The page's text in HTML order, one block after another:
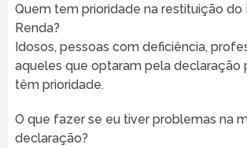
Quem tem prioridade na restituição do
Renda?
Idosos, pessoas com deficiência,
aqueles que optaram pela declaração
têm prioridade.
O que fazer se eu tiver problemas na
declaração?